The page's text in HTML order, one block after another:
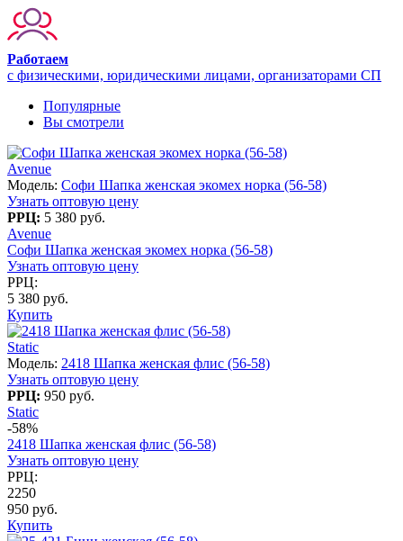
Работаем
с физическими, юридическими лицами, организаторами СП
Популярные
Вы смотрели
Avenue
Модель: Софи Шапка женская экомех норка (56-58)
Узнать оптовую цену
РРЦ: 5 380 руб.
Avenue
Софи Шапка женская экомех норка (56-58)
Узнать оптовую цену
РРЦ:
5 380 руб.
Купить
Static
Модель: 2418 Шапка женская флис (56-58)
Узнать оптовую цену
РРЦ: 950 руб.
Static
-58%
2418 Шапка женская флис (56-58)
Узнать оптовую цену
РРЦ:
2250
950 руб.
Купить